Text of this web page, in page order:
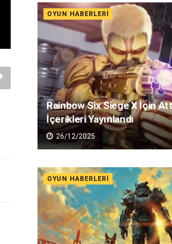
OYUN HABERLERI
Rainbow Six Siege X İçin
İçerikleri Yayınlandı
26/12/2025
OYUN HABERLERI